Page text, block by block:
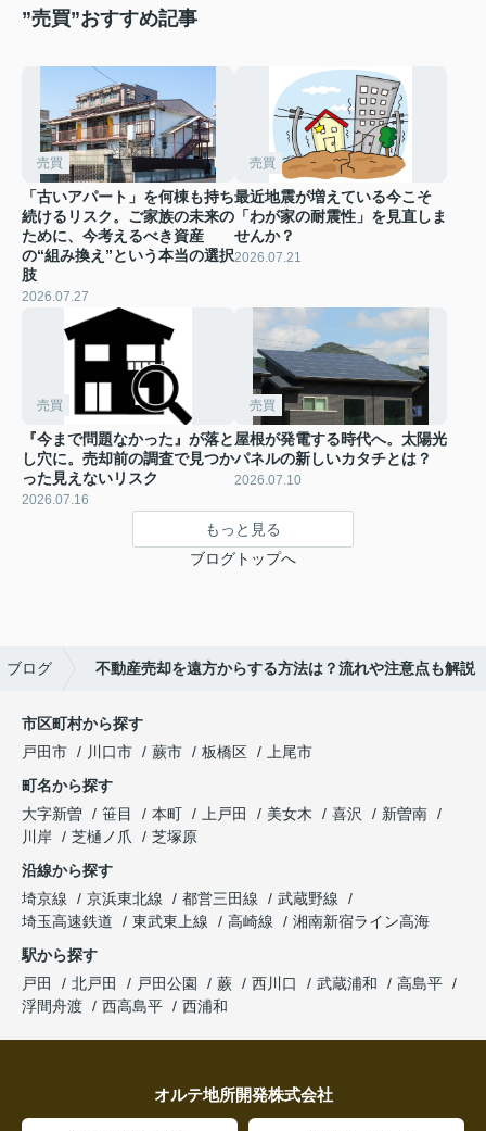
”売買”おすすめ記事
売買
「古いアパート」を何棟も持ち
続けるリスク。ご家族の未来の
ために、今考えるべき資産
の“組み換え”という本当の選択
肢
2026.07.27
売買
最近地震が増えている今こそ
「わが家の耐震性」を見直しま
せんか？
2026.07.21
売買
『今まで問題なかった』が落と
し穴に。売却前の調査で見つか
った見えないリスク
2026.07.16
売買
屋根が発電する時代へ。太陽光
パネルの新しいカタチとは？
2026.07.10
もっと見る
ブログトップへ
ブログ 不動産売却を遠方からする方法は？流れや注意点も解説
市区町村から探す
戸田市
川口市 蕨市 板橋区
上尾市
町名から探す
大字新曽
笹目 本町 上戸田 美女木 喜沢
新曽南
川岸
芝樋ノ爪
芝塚原
沿線から探す
埼京線
京浜東北線 都営三田線
武蔵野線
埼玉高速鉄道
東武東上線 高崎線
湘南新宿ライン高海
駅から探す
戸田
北戸田 戸田公園 蕨 西川口 武蔵浦和
高島平
浮間舟渡
西高島平 西浦和
オルテ地所開発株式会社